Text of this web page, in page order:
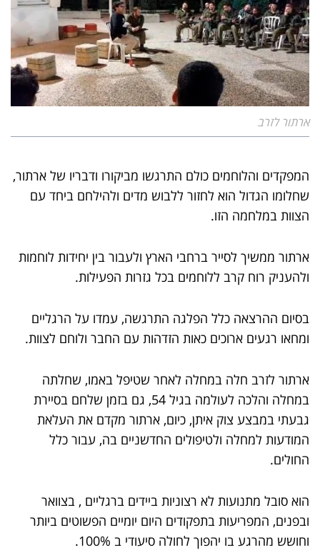
ארתור לזרב
המפקדים והלוחמים כולם התרגשו מביקורו ודבריו של ארתור,
שחלומו הגדול הוא לחזור ללבוש מדים ולהילחם ביחד עם
הצוות במלחמה הזו.
ארתור ממשיך לסייר ברחבי הארץ ולעבור בין יחידות לוחמות
ולהעניק רוח קרב ללוחמים בכל גזרות הפעילות.
בסיום ההרצאה כלל הפלגה התרגשה, עמדו על הרגליים
ומחאו רגעים ארוכים כאות הזדהות עם החבר ולוחם לצוות.
ארתור לזרב חלה במחלה לאחר שטיפל באמו, שחלתה
במחלה והלכה לעולמה בגיל 54, גם בזמן שלחם בסיירת
גבעתי במבצע צוק איתן, כיום, ארתור מקדם את העלאת
המודעות למחלה ולטיפולים החדשניים בה, עבור כלל
החולים.
הוא סובל מתנועות לא רצוניות ביידים ברגליים , בצוואר
ובפנים, המפריעות בתפקודים היום יומיים הפשוטים ביותר
וחושש מהרגע בו יהפוך לחולה סיעודי ב 100%.